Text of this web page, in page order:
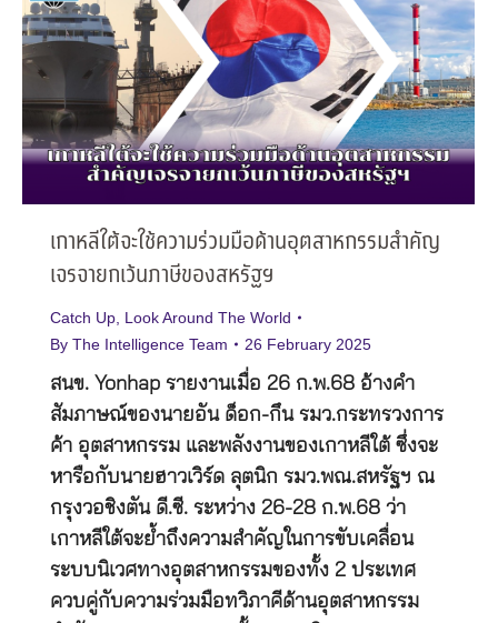
เกาหลีใต้จะใช้ความร่วมมือด้านอุตสาหกรรมสำคัญ
เจรจายกเว้นภาษีของสหรัฐฯ
Catch Up Look Around The World
By The Intelligence Team 26 February 2025
สนข. Yonhap รายงานเมื่อ 26 ก.พ.68 อ้างคำ
สัมภาษณ์ของนายอัน ด็อก-กึน รมว.กระทรวงการ
ค้า อุตสาหกรรม และพลังงานของเกาหลีใต้ ซึ่งจะ
หารือกับนายฮาวเวิร์ด ลุตนิก รมว.พณ.สหรัฐฯ ณ
กรุงวอชิงตัน ดี.ซี. ระหว่าง 26-28 ก.พ.68 ว่า
เกาหลีใต้จะย้ำถึงความสำคัญในการขับเคลื่อน
ระบบนิเวศทางอุตสาหกรรมของทั้ง 2 ประเทศ
ควบคู่กับความร่วมมือทวิภาคีด้านอุตสาหกรรม